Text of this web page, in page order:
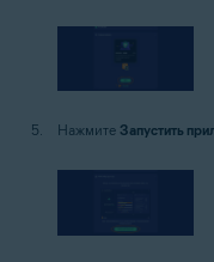
Нажмите Запустить